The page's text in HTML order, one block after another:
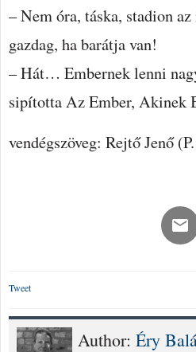
– Nem óra, táska, stadion
gazdag, ha barátja van!
– Hát… Embernek lenni
sipította Az Ember, Akinek
vendégszöveg: Rejtő Jenő
Tweet
Author: Éry